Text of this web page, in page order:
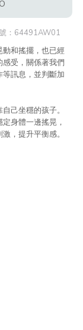
： 64491AW01
動和搖擺，也已經
受， 關係著我們
等訊息，並判斷加
己坐穩的孩子。
身體一邊搖晃，
，提升平衡感。